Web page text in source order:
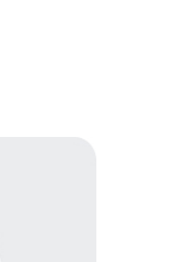
文最后